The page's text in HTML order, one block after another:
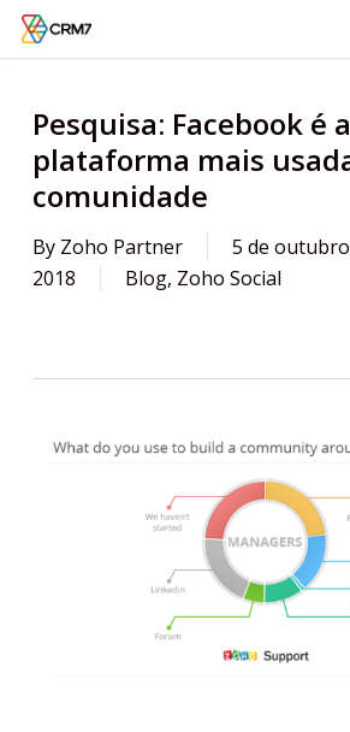
Skip
Pesquisa: Facebook é a
plataforma mais
comunidade
By Zoho Partner
5 de
2018
Blog, Zoho Social